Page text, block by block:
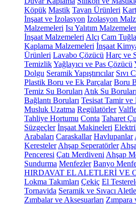
Köpük Mastik Tavan Ürünleri
İnşaat ve İzolasyon İzolasyon
Malzemeleri Isı Yalıtım
İnşaat Malzemeleri Alçı Cam Tuğla
Kaplama Malzemeleri İnşaat
Ürünleri Lavabo Çözücü Harç ve
TemizlikYağlayıcı ve Pas Çözücü
Dolgu Seramik Yapıştırıcılar Sıvı
Plastik Boru ve Ek Parçalar Boru
Temiz Su Boruları Atık Su Boruları
Bağlantı Boruları Tesisat Tamir ve
Musluk Uzatma Regülatörler
Tahliye Hortumu Conta Taharet
Süzgeçler İnşaat Makineleri
Arabaları Caraskallar Havlupanlar
Keresteler Ahşap Seperatörler
Penceresi Çatı Merdiveni Ahşap
Sundurma Menfezler Banyo
HIRDAVAT EL ALETLERİ VE
Lokma Takımları Çekiç El
Tornavida Seramik ve Sıvacı
Zımbalar ve Aksesuarları Zımpara